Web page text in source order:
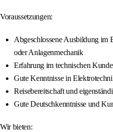
Voraussetzungen:
Abgeschlossene Ausbildung im
oder Anlagenmechanik
Erfahrung im technischen
Gute Kenntnisse in
Reisebereitschaft und
Gute Deutschkenntnisse und
Wir bieten: